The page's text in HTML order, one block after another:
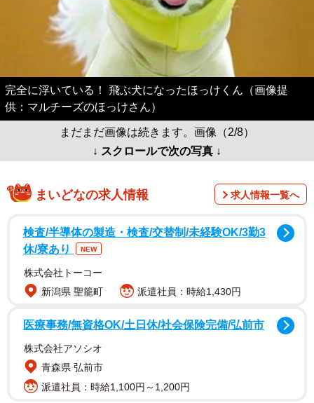
完全に浮いている！ 飛ぶ犬になったほっけくん（画像提
供：マルチーズのほっけさん）
まだまだ画像は続きます。画像（2/8）
↓ スクロールで次の写真 ↓
まいどなの求人情報 求人情報一覧へ
検査/半導体の製造・検査/交替制/未経験OK/3勤3
休/寮あり
NEW
株式会社トーコー
新潟県 聖籠町
派遣社員：時給1,430円
医療事務/無資格OK/土日休/社会保険完備/弘前市
株式会社アソシオ
青森県 弘前市
派遣社員：時給1,100円～1,200円